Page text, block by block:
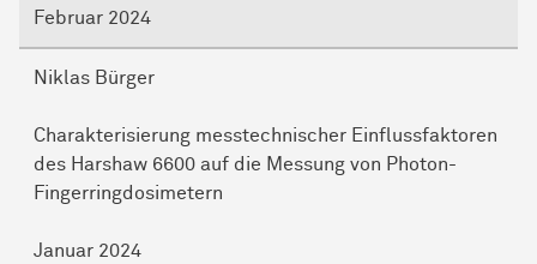
Februar 2024
Niklas Bürger
Charakterisierung messtechnischer Einflussfaktoren
des Harshaw 6600 auf die Messung von Photon-
Fingerringdosimetern
Januar 2024